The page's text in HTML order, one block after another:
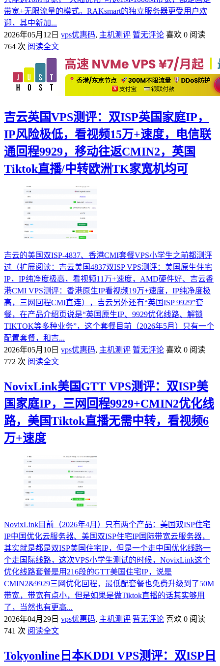
带宽+无限流量的模式。RAKsmart的独立服务器更受用户欢
迎，其中新加...
2026年05月12日 vps优惠码, 主机测评 暂无评论 喜欢 0 阅读
764 次 阅读全文
吉云英国VPS测评：双ISP英国家庭IP，
IP风险极低，看视频15万+速度，电信联
通回程9929，移动往返CMIN2，英国
Tiktok直播/中转欧洲TK家宽机均可
吉云的美国双ISP-4837、香港CMI套餐VPS小学生之前都测评
过（扩展阅读：吉云美国4837双ISP VPS测评：美国原生住宅
IP，IP纯净度极高，看视频11万+速度，AMD硬件好、吉云香
港CMI VPS测评：香港原生IP看视频19万+速度，IP纯净度极
高，三网回程CMI直连），吉云另外还有“英国ISP 9929”套
餐，在产品介绍页说是“英国原生IP、9929优化线路、解锁
TIKTOK等多种业务”，这个套餐目前（2026年5月）只有一个
配置套餐，和吉...
2026年05月10日 vps优惠码, 主机测评 暂无评论 喜欢 0 阅读
772 次 阅读全文
NovixLink美国GTT VPS测评：双ISP美
国家庭IP，三网回程9929+CMIN2优化线
路，美国Tiktok直播无需中转，看视频6
万+速度
NovixLink目前（2026年4月）只有两个产品：美国双ISP住宅
IP中国优化云服务器、美国双ISP住宅IP国际带宽云服务器，
其实就是都是双ISP美国住宅IP，但是一个走中国优化线路一
个走国际线路，这次VPS小学生测试的时候，NovixLink这个
优化线路套餐是用216段的GTT美国住宅IP，说是
CMIN2&9929三网优化回程，最低配套餐也免费升级到了50M
带宽，带宽有点小，但是如果是做Tiktok直播的话其实够用
了，当然也有更高...
2026年04月29日 vps优惠码, 主机测评 暂无评论 喜欢 0 阅读
741 次 阅读全文
Tokyonline日本KDDI VPS测评：双ISP日